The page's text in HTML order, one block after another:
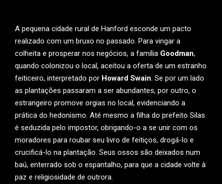
A pequena cidade rural de Hanford esconde um pacto
realizado com um bruxo no passado. Para vingar a
colheita e prosperar nos negócios, a família Goodman,
quando colonizou o local, aceitou a oferta de um estranho
feiticeiro, interpretado por Howard Swain. Se por um lado
as plantações passaram a ser abundantes, por outro, o
estrangeiro promove orgias no local, evidenciando a
prática do hedonismo. Até mesmo a filha do prefeito Silas
é seduzida pelo impostor, obrigando-o a se unir com os
moradores para roubar seu livro de feitiços, drogá-lo e
crucificá-lo na plantação. Seus ossos são deixados num
baú, enterrado sob o espantalho, para que a cidade volte à
paz e religiosidade de outrora.